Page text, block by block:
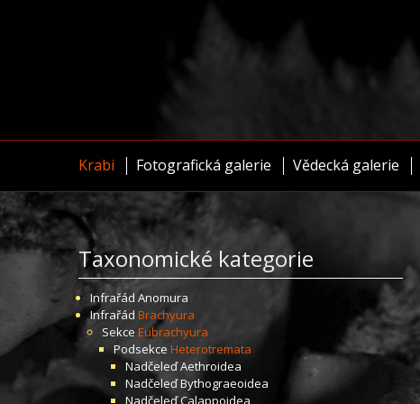
Krabi Fotografická galerie Vědecká galerie
Taxonomické kategorie
Infrařád Anomura
Infrařád Brachyura
Sekce Eubrachyura
Podsekce Heterotremata
NadčeleďAethroidea
NadčeleďBythograeoidea
NadčeleďCalappoidea